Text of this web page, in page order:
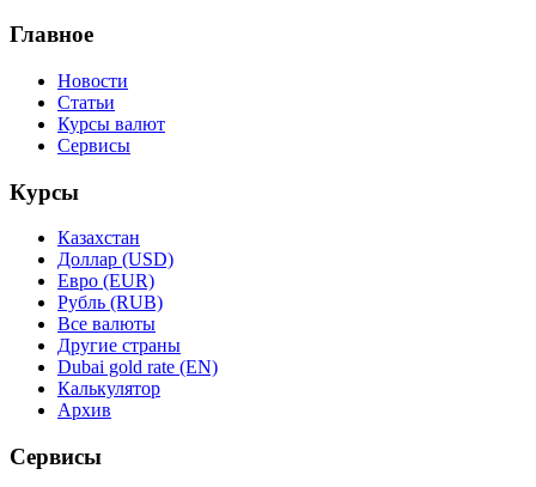
Главное
Новости
Статьи
Курсы валют
Сервисы
Курсы
Казахстан
Доллар (USD)
Евро (EUR)
Рубль (RUB)
Все валюты
Другие страны
Dubai gold rate (EN)
Калькулятор
Архив
Сервисы